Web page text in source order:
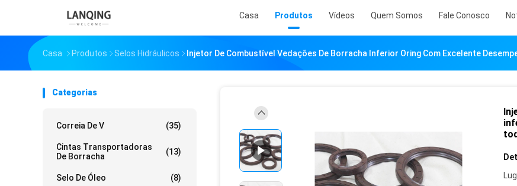
Casa Produtos Vídeos Quem Somos Fale Conosco
Casa Produtos Selos Hidráulicos Injetor De Combustível Vedações De Borracha Inferior Oring Com Excelente
Categorias
Correia De V (35)
Cintas Transportadoras
De Borracha
(13)
Selo De Óleo (8)